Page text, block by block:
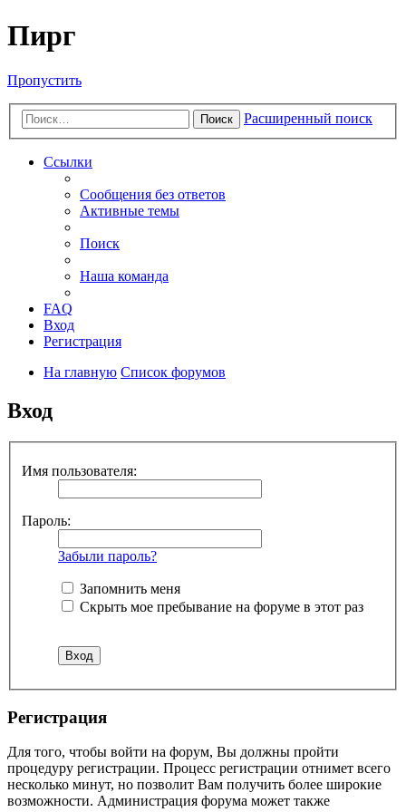
Пирг
Пропустить
Поиск Расширенный поиск
Ссылки
Сообщения без ответов
Активные темы
Поиск
Наша команда
FAQ
Вход
Регистрация
На главную Список форумов
Вход
Имя пользователя:
Пароль:
Забыли пароль?
Запомнить меня
Скрыть мое пребывание на форуме в этот раз
Регистрация
Для того, чтобы войти на форум, Вы должны пройти
процедуру регистрации. Процесс регистрации отнимет всего
несколько минут, но позволит Вам получить более широкие
возможности. Администрация форума может также